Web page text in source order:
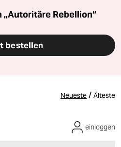
„Autoritäre Rebellion“
bestellen
Neueste / Älteste
einloggen